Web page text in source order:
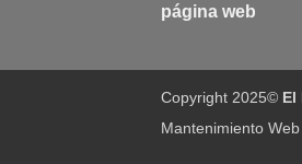
página web
Copyright 2025© El
Mantenimiento